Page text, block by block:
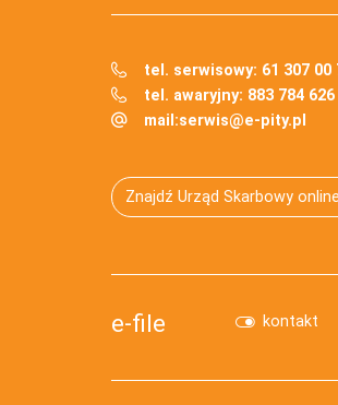
tel. serwisowy: 61 307 00
tel. awaryjny: 883 784
mail:serwis@e-pity.pl
Znajdź Urząd Skarbowy online
e-file kontakt